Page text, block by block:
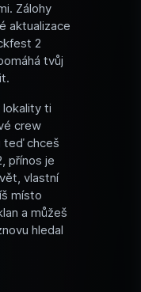
Zálohy
aktualizace
2
tvůj
lokality ti
crew
teď chceš
přínos je
vlastní
místo
a můžeš
hledal